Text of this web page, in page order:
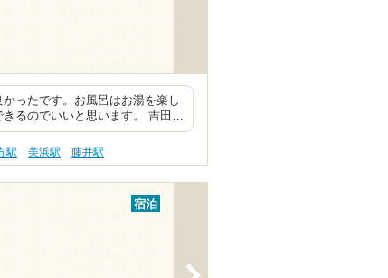
ったです。お風呂はお湯を楽し
きるのでいいと思います。 吉田…
駅 美浜駅 藤井駅
宿泊